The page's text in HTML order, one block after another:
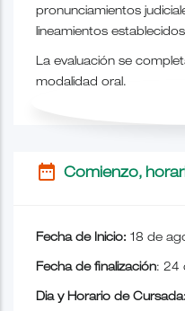
pronunciamientos
lineamientos
La evaluación se
modalidad oral.
date_range Comienzo,
Fecha de Inicio: 18 de
Fecha de finalización: 24
Dia y Horario de Cursada: